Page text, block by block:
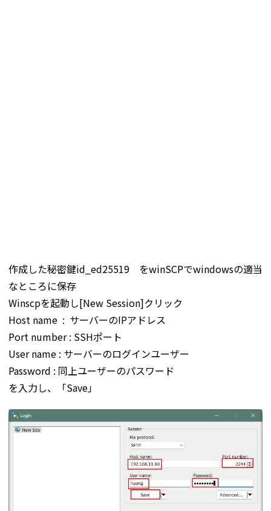
作成した秘密鍵id_ed25519 をwinSCPでwindowsの適当
なところに保存
Winscpを起動し[New Session]クリック
Host name : サーバーのIPアドレス
Port number : SSHポート
User name : サーバーのログインユーザー
Password : 同上ユーザーのパスワード
を入力し、「Save」